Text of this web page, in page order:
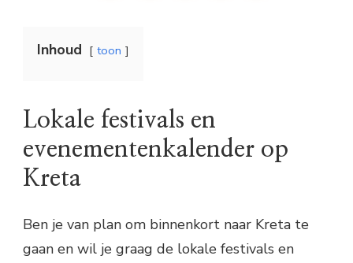
Inhoud toon
Lokale festivals en
evenementenkalender op
Kreta
Ben je van plan om binnenkort naar Kreta te
gaan en wil je graag de lokale festivals en